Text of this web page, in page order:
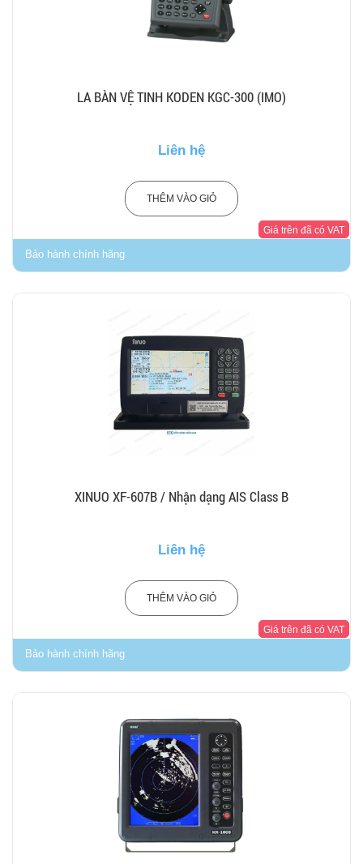
LA BÀN VỆ TINH KODEN KGC-300 (IMO)
Liên hệ
THÊM VÀO GIỎ
Bảo hành chính hãng
Giá trên đã có VAT
XINUO XF-607B / Nhận dạng AIS Class B
Liên hệ
THÊM VÀO GIỎ
Bảo hành chính hãng
Giá trên đã có VAT